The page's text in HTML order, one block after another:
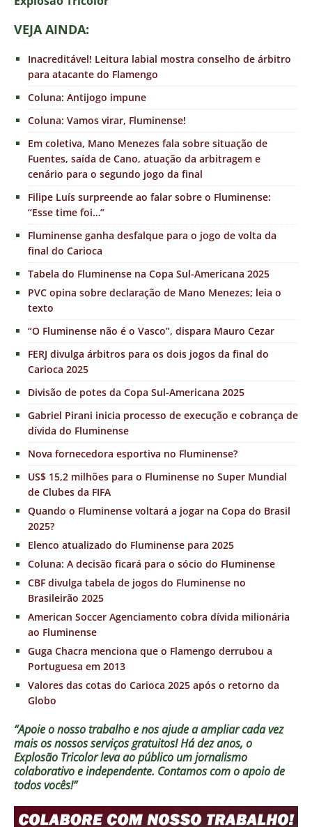
VEJA AINDA:
Inacreditável! Leitura labial mostra conselho de árbitro
para atacante do Flamengo
Coluna: Antijogo impune
Coluna: Vamos virar, Fluminense!
Em coletiva, Mano Menezes fala sobre situação de
Fuentes, saída de Cano, atuação da arbitragem e
cenário para o segundo jogo da final
Filipe Luís surpreende ao falar sobre o Fluminense:
“Esse time foi…”
Fluminense ganha desfalque para o jogo de volta da
final do Carioca
Tabela do Fluminense na Copa Sul-Americana 2025
PVC opina sobre declaração de Mano Menezes; leia o
texto
“O Fluminense não é o Vasco”, dispara Mauro Cezar
FERJ divulga árbitros para os dois jogos da final do
Carioca 2025
Divisão de potes da Copa Sul-Americana 2025
Gabriel Pirani inicia processo de execução e cobrança de
dívida do Fluminense
Nova fornecedora esportiva no Fluminense?
US$ 15,2 milhões para o Fluminense no Super Mundial
de Clubes da FIFA
Quando o Fluminense voltará a jogar na Copa do Brasil
2025?
Elenco atualizado do Fluminense para 2025
Coluna: A decisão ficará para o sócio do Fluminense
CBF divulga tabela de jogos do Fluminense no
Brasileirão 2025
American Soccer Agenciamento cobra dívida milionária
ao Fluminense
Guga Chacra menciona que o Flamengo derrubou a
Portuguesa em 2013
Valores das cotas do Carioca 2025 após o retorno da
Globo
“Apoie o nosso trabalho e nos ajude a ampliar cada vez
mais os nossos serviços gratuitos!Há dez anos, o
Explosão Tricolor leva ao público um jornalismo
colaborativo e independente. Contamos com o apoio de
todos vocês!”